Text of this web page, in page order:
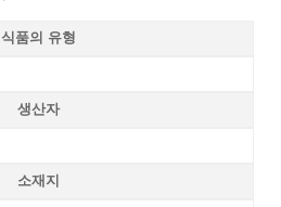
식품의 유형
생산자
소재지